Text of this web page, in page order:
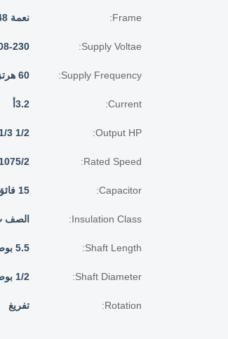
Frame: نعمة 48
Supply Voltae:
208-230
Supply Frequency: 60 هرتز
Current: 3.2أ
Output HP:
1/2 1/3 1/4 1/5HP
Rated Speed: 1075/2 دورة في
Capacitor: 15 فائق التوهج/370 فولت
Insulation Class: الصف
Shaft Length: 5.5 بوصة
Shaft Diameter: 1/2 بوصة
Rotation: تفريغ